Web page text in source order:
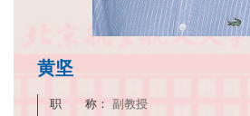
黄坚
职 称： 副教授